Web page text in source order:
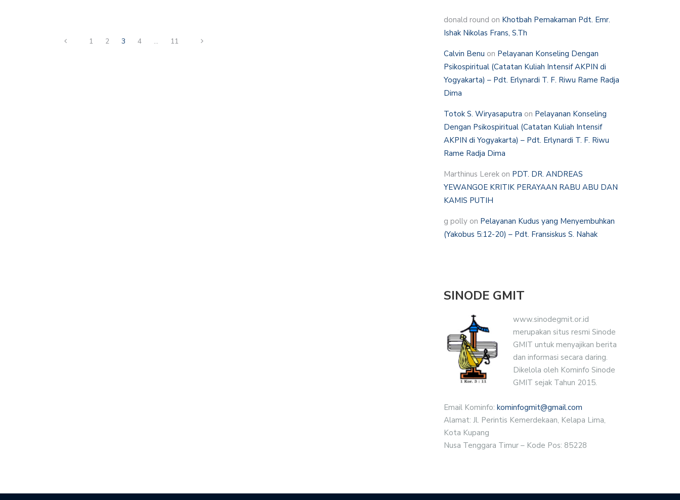
1 2 3 4 … 11
donald round on Khotbah Pemakaman Pdt. Emr.
Ishak Nikolas Frans, S.Th
Calvin Benu on Pelayanan Konseling Dengan
Psikospiritual (Catatan Kuliah Intensif AKPIN di
Yogyakarta) – Pdt. Erlynardi T. F. Riwu Rame Radja
Dima
Totok S. Wiryasaputra on Pelayanan Konseling
Dengan Psikospiritual (Catatan Kuliah Intensif
AKPIN di Yogyakarta) – Pdt. Erlynardi T. F. Riwu
Rame Radja Dima
Marthinus Lerek on PDT. DR. ANDREAS
YEWANGOE KRITIK PERAYAAN RABU ABU DAN
KAMIS PUTIH
g polly on Pelayanan Kudus yang Menyembuhkan
(Yakobus 5:12-20) – Pdt. Fransiskus S. Nahak
SINODE GMIT
www.sinodegmit.or.id
merupakan situs resmi Sinode
GMIT untuk menyajikan berita
dan informasi secara daring.
Dikelola oleh Kominfo Sinode
GMIT sejak Tahun 2015.
Email Kominfo: kominfogmit@gmail.com
Alamat: Jl. Perintis Kemerdekaan, Kelapa Lima,
Kota Kupang
Nusa Tenggara Timur – Kode Pos: 85228